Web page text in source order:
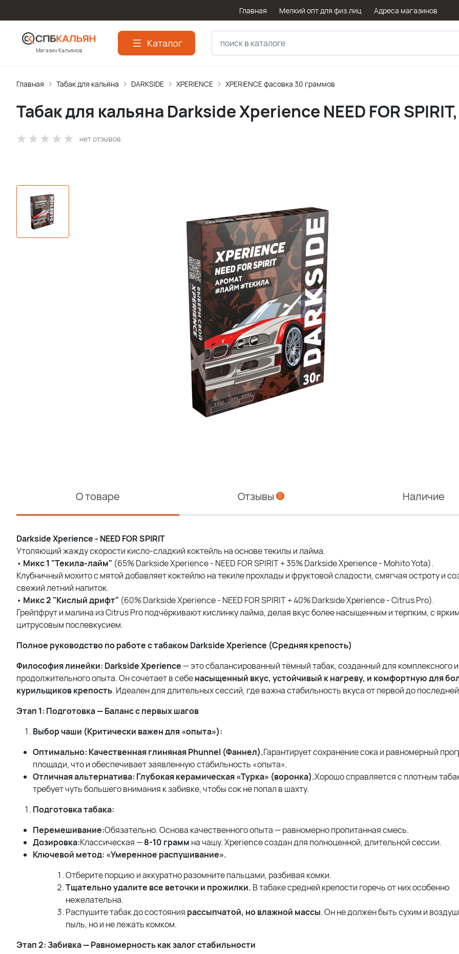
Главная Мелкий опт для физ.лиц Адреса магазинов
Магазин Кальянов
Каталог
Главная Табак для кальяна DARKSIDE XPERIENCE XPERIENCE фасовка 30 граммов
Табак для кальяна Darkside Xperience NEED FOR
нет отзывов
О товаре Отзывы 0 Наличие
Darkside Xperience - NEED FOR SPIRIT
Утоляющий жажду скорости кисло-сладкий коктейль на основе текилы и лайма.
• Микс1 "Текила-лайм" (65% Darkside Xperience - NEED FOR SPIRIT + 35% Darkside Xperience - Mohito Yota).
Клубничный мохито с мятой добавляет коктейлю на текиле прохлады и фруктовой сладости, смягчая остроту и
свежий летний напиток.
• Микс2 "Кислыйдрифт" (60% Darkside Xperience - NEED FOR SPIRIT + 40% Darkside Xperience - Citrus Pro).
Грейпфрут и малина из Citrus Pro подчёркивают кислинку лайма, делая вкус более насыщенным и терпким, с ярким
цитрусовым послевкусием.
Полное руководство по работе с табаком Darkside Xperience (Средняя крепость)
Философия линейки: Darkside Xperience — это сбалансированный тёмный табак, созданный для комплексного и
продолжительного опыта. Он сочетает в себенасыщенный вкус, устойчивый к нагреву, и комфортную для
курильщиков крепость. Идеален для длительных сессий, где важна стабильность вкуса от первой до
Этап 1: Подготовка — Баланс с первых шагов
Выбор чаши (Критически важен для «опыта»):
Оптимально: Качественная глиняная Phunnel (Фаннел).Гарантирует сохранение сока и равномерный
площади, что и обеспечивает заявленную стабильность «опыта».
Отличная альтернатива: Глубокая керамическая «Турка» (воронка).Хорошо справляется с плотным
требует чуть большего внимания к забивке, чтобы сок не попал в шахту.
Подготовка табака:
Перемешивание:Обязательно. Основа качественного опыта — равномерно пропитанная смесь.
Дозировка:Классическая —8-10 грамм на чашу. Xperience создан для полноценной, длительной сессии.
Ключевой метод: «Умеренное распушивание».
Отберите порцию и аккуратно разомните пальцами, разбивая комки.
Тщательно удалите все веточки и прожилки. В табаке средней крепости горечь от них особенно
нежелательна.
Распушите табак до состояния рассыпчатой, но влажной массы. Он не должен быть сухим и
пыль, но и не лежать комком.
Этап 2: Забивка — Равномерность как залог стабильности